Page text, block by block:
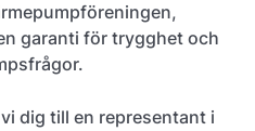
garanti för trygghet och
dig till en representant i